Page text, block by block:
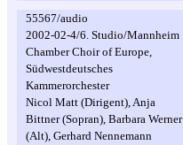
55567/audio
2002-02-4/6. Studio/Mannheim
Chamber Choir of Europe,
Südwestdeutsches
Kammerorchester
Nicol Matt (Dirigent), Anja
Bittner (Sopran), Barbara Werner
(Alt), Gerhard Nennemann